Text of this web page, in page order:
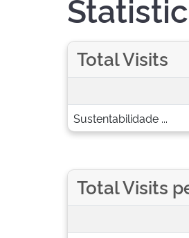
Total Visits
Sustentabilidade ...
Total Visits